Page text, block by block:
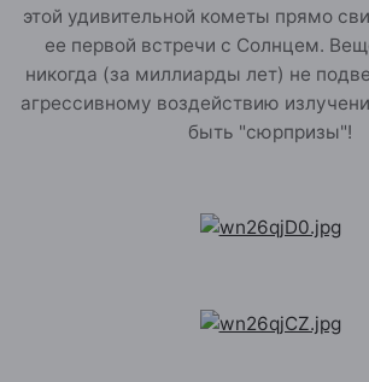
этой удивительной кометы прямо
ее первой встречи с Солнцем.
никогда (за миллиарды лет) не
агрессивному воздействию
быть "сюрпризы"!